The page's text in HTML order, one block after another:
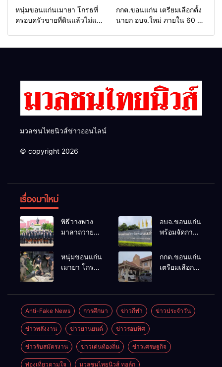
หนุ่มขอนแก่นเมายา โกรธที่
ครอบครัวขายที่ดินแล้วไม่แบ่ง
กกต.ขอนแก่น เตรียมเลือกตั้ง
นายก อบจ.ใหม่ ภายใน 60 วัน
มวลชนไทยนิวส์ข่าวออนไลน์
© copyright 2026
เรื่องมาใหม่
พิธีวางพวง
มาลาถวาย
เนื่องในวันรพี
ประจำปี
ฟุตบอลวันรพี
เพื่อเชื่อม
ความสัมพันธ์
อันดีของ
หน่วยงานใน
กระบวนการ
ยุติธรรม
อบจ.ขอนแก่น
พร้อมจัดการ
ยกฯ 27 ก.ย.
รับสมัคร 17-
สมัครรับการ
เลือกตั้งหาก
คุณสมบัติครบ
หนุ่มขอนแก่น
เมายา โกรธที่
คว้าหนังสติ๊ก
ยิง ห้องทำงาน
ผกก.ฯ 2 นัด
ตำรวจคุมตัว
ได้ทันควัน
กกต.ขอนแก่น
เตรียมเลือกตั้ง
ด้วยการ เปิด
รับสมัครใหม่
ระบุ
“วัฒนา”ลง
Anti-Fake News การศึกษา ข่าวกีฬา ข่าวประจำวัน
ข่าวพลังงาน ข่าวยานยนต์ ข่าวรอบทิศ
ข่าวรับสมัตรงาน ข่าวเด่นท้องถิ่น ข่าวเศรษฐกิจ
ท่องเที่ยวตามใจ มวลชนไทยนิวส์ ทอล์ก